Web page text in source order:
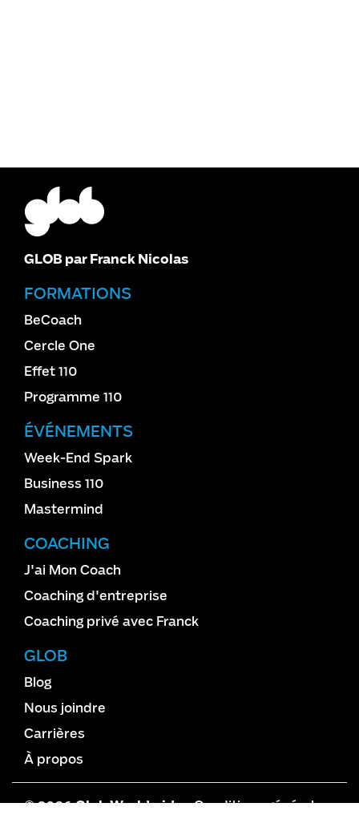
GLOB par Franck Nicolas
FORMATIONS
BeCoach
Cercle One
Effet 110
Programme 110
ÉVÉNEMENTS
Week-End Spark
Business 110
Mastermind
COACHING
J'ai Mon Coach
Coaching d'entreprise
Coaching privé avec Franck
GLOB
Blog
Nous joindre
Carrières
À propos
© 2026Glob Worldwide•Conditions générales